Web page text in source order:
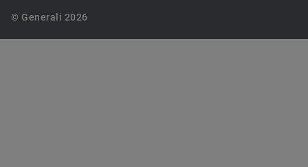
© Generali 2026